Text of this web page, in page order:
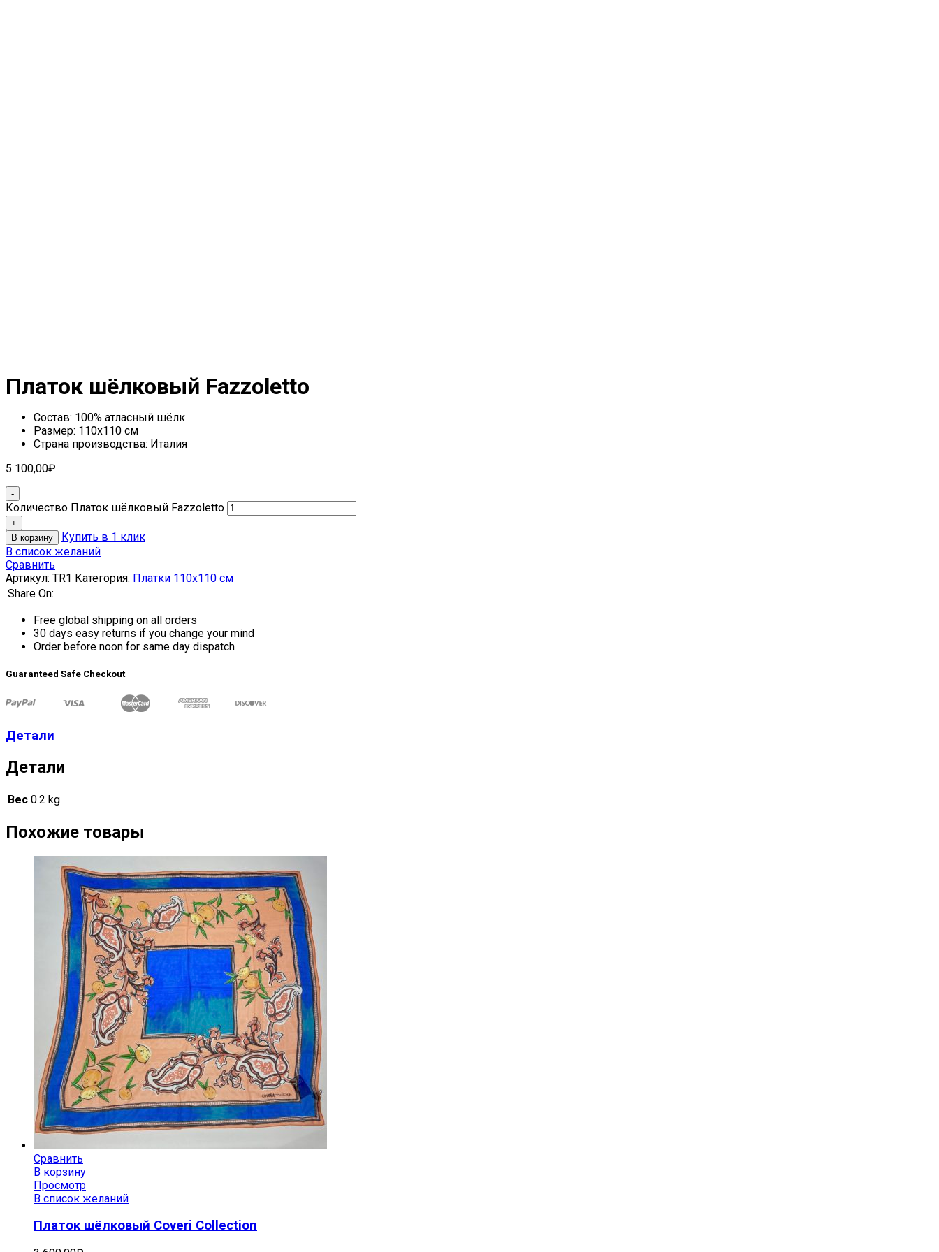
Платок шёлковый Fazzoletto
Состав: 100% атласный шёлк
Размер: 110х110 см
Страна производства: Италия
5 100,00₽
Количество Платок шёлковый Fazzoletto
В корзину
Купить в 1 клик
В список желаний
Сравнить
Артикул: TR1 Категория: Платки 110х110 см
Share On:
Free global shipping on all orders
30 days easy returns if you change your mind
Order before noon for same day dispatch
Guaranteed Safe Checkout
Детали
Детали
Вес 0.2 kg
Похожие товары
Сравнить
В корзину
Просмотр
В список желаний
Платок шёлковый Coveri Collection